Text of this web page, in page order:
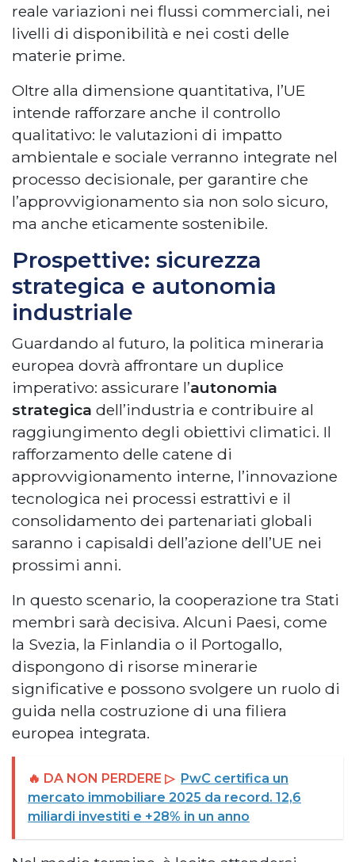
reale variazioni nei flussi commerciali, nei
livelli di disponibilità e nei costi delle
materie prime.
Oltre alla dimensione quantitativa, l’UE
intende rafforzare anche il controllo
qualitativo: le valutazioni di impatto
ambientale e sociale verranno integrate nel
processo decisionale, per garantire che
l’approvvigionamento sia non solo sicuro,
ma anche eticamente sostenibile.
Prospettive: sicurezza
strategica e autonomia
industriale
Guardando al futuro, la politica mineraria
europea dovrà affrontare un duplice
imperativo: assicurare l’autonomia
strategica dell’industria e contribuire al
raggiungimento degli obiettivi climatici. Il
rafforzamento delle catene di
approvvigionamento interne, l’innovazione
tecnologica nei processi estrattivi e il
consolidamento dei partenariati globali
saranno i capisaldi dell’azione dell’UE nei
prossimi anni.
In questo scenario, la cooperazione tra Stati
membri sarà decisiva. Alcuni Paesi, come
la Svezia, la Finlandia o il Portogallo,
dispongono di risorse minerarie
significative e possono svolgere un ruolo di
guida nella costruzione di una filiera
europea integrata.
🔥 DA NON PERDERE ▷ PwC certifica un
mercato immobiliare 2025 da record. 12,6
miliardi investiti e +28% in un anno